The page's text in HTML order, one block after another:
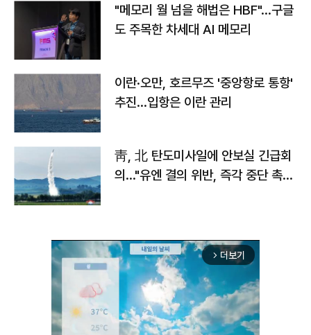
"메모리 월 넘을 해법은 HBF"…구글
도 주목한 차세대 AI 메모리
이란·오만, 호르무즈 '중앙항로 통항'
추진…입항은 이란 관리
靑, 北 탄도미사일에 안보실 긴급회
의…"유엔 결의 위반, 즉각 중단 촉
arrow_forward_ios 더보기